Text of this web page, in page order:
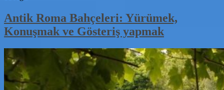
Antik Roma Bahçeleri: Yürümek,
Konuşmak ve Gösteriş yapmak